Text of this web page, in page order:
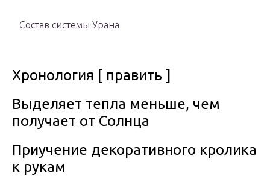
Состав системы Урана
Хронология [ править ]
Выделяет тепла меньше, чем
получает от Солнца
Приучение декоративного кролика
к рукам